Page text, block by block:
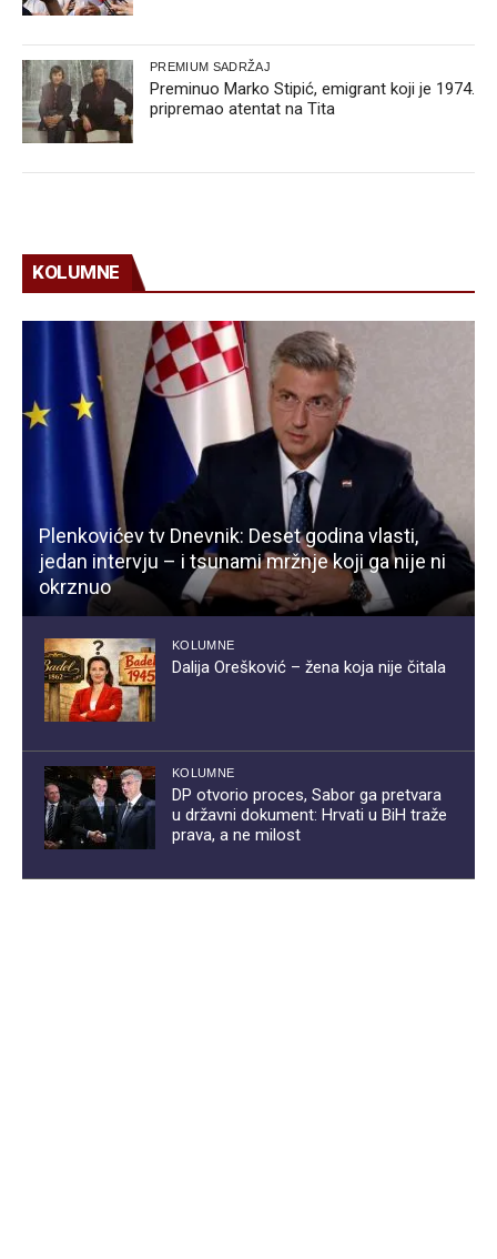
PREMIUM SADRŽAJ
Preminuo Marko Stipić, emigrant koji je 1974.
pripremao atentat na Tita
KOLUMNE
Plenkovićev tv Dnevnik: Deset godina vlasti,
jedan intervju – i tsunami mržnje koji ga nije ni
okrznuo
KOLUMNE
Dalija Orešković – žena koja nije čitala
KOLUMNE
DP otvorio proces, Sabor ga pretvara
u državni dokument: Hrvati u BiH traže
prava, a ne milost